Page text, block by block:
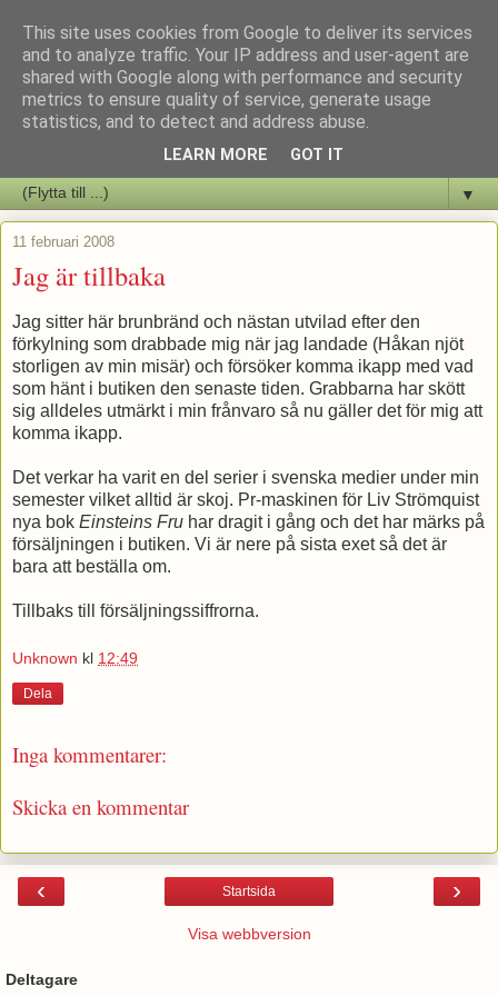
Staffars Seriers Blog
Vi skriver om serienyheter av alla de slag samt om vad som sker i
▼
11 februari 2008
Jag är tillbaka
Jag sitter här brunbränd och nästan utvilad efter den
förkylning som drabbade mig när jag landade (Håkan njöt
storligen av min misär) och försöker komma ikapp med vad
som hänt i butiken den senaste tiden. Grabbarna har skött
sig alldeles utmärkt i min frånvaro så nu gäller det för mig att
komma ikapp.
Det verkar ha varit en del serier i svenska medier under min
semester vilket alltid är skoj. Pr-maskinen för Liv Strömquist
nya bok Einsteins Fru har dragit i gång och det har märks på
försäljningen i butiken. Vi är nere på sista exet så det är
bara att beställa om.
Tillbaks till försäljningssiffrorna.
Unknown kl 12:49
Dela
Inga kommentarer:
Skicka en kommentar
‹ ›
Startsida
Visa webbversion
Deltagare
This site uses cookies from Google to deliver its services
and to analyze traffic. Your IP address and user-agent are
shared with Google along with performance and security
metrics to ensure quality of service, generate usage
statistics, and to detect and address abuse.
LEARN MORE GOT IT